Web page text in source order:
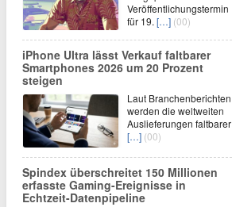
Veröffentlichungstermin
für 19. […] (00)
iPhone Ultra lässt Verkauf faltbarer
Smartphones 2026 um 20 Prozent
steigen
Laut Branchenberichten
werden die weltweiten
Auslieferungen faltbarer
[…] (00)
Spindex überschreitet 150 Millionen
erfasste Gaming-Ereignisse in
Echtzeit-Datenpipeline